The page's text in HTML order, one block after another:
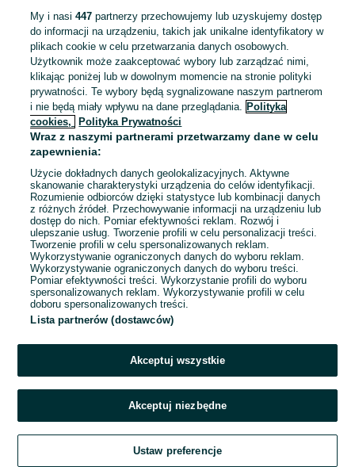
To ogłoszenie nie jest już dostępne
Przejdź na stronę główną
My i nasi447 partnerzy przechowujemy lub uzyskujemy dostęp
do informacji na urządzeniu, takich jak unikalne identyfikatory w
plikach cookie w celu przetwarzania danych osobowych.
Użytkownik może zaakceptować wybory lub zarządzać nimi,
klikając poniżej lub w dowolnym momencie na stronie polityki
prywatności. Te wybory będą sygnalizowane naszym partnerom
i nie będą miały wpływu na dane przeglądania. Polityka
cookies,
Polityka Prywatności
Wraz z naszymi partnerami przetwarzamy dane w celu
zapewnienia:
Użycie dokładnych danych geolokalizacyjnych. Aktywne
skanowanie charakterystyki urządzenia do celów identyfikacji.
Rozumienie odbiorców dzięki statystyce lub kombinacji danych
z różnych źródeł. Przechowywanie informacji na urządzeniu lub
dostęp do nich. Pomiar efektywności reklam. Rozwój i
ulepszanie usług. Tworzenie profili w celu personalizacji treści.
Tworzenie profili w celu spersonalizowanych reklam.
Wykorzystywanie ograniczonych danych do wyboru reklam.
Wykorzystywanie ograniczonych danych do wyboru treści.
Pomiar efektywności treści. Wykorzystanie profili do wyboru
spersonalizowanych reklam. Wykorzystywanie profili w celu
doboru spersonalizowanych treści.
Lista partnerów (dostawców)
Akceptuj wszystkie
Akceptuj niezbędne
Ustaw preferencje